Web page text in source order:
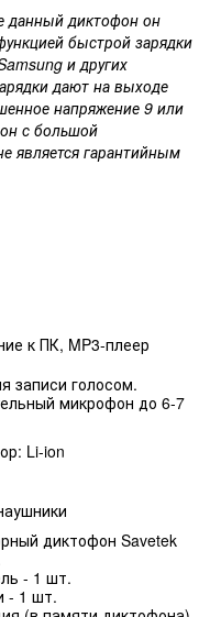
данный диктофон он
быстрой зарядки
и других
дают на выходе
напряжение 9 или
с большой
является гарантийным
к ПК, MP3-плеер
записи голосом.
микрофон до 6-7
Li-ion
диктофон Savetek
- 1 шт.
- 1 шт.